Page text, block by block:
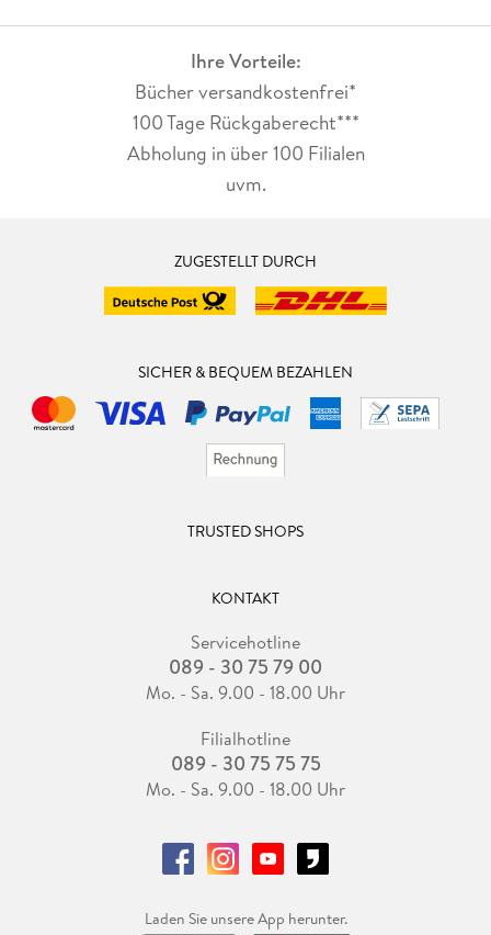
Ihre Vorteile:
Bücher versandkostenfrei*
100 Tage Rückgaberecht***
Abholung in über 100 Filialen
uvm.
ZUGESTELLT DURCH
SICHER & BEQUEM BEZAHLEN
TRUSTED SHOPS
KONTAKT
Servicehotline
089 - 30 75 79 00
Mo. - Sa. 9.00 - 18.00 Uhr
Filialhotline
089 - 30 75 75 75
Mo. - Sa. 9.00 - 18.00 Uhr
Laden Sie unsere App herunter.